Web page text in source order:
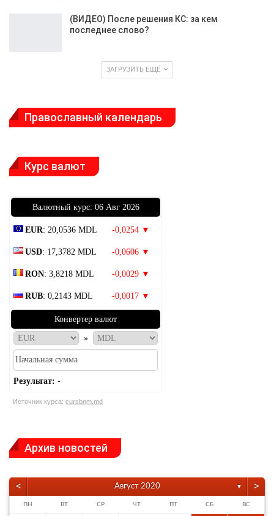
(ВИДЕО) После решения КС: за кем
последнее слово?
ЗАГРУЗИТЬ ЕЩЁ
Православный календарь
Курс валют
Bалютный курс: 06 Авг 2026
EUR: 20,0536 MDL -0,0254 ▼
USD: 17,3782 MDL -0,0606 ▼
RON: 3,8218 MDL -0,0029 ▼
RUB: 0,2143 MDL -0,0017 ▼
Конвертер валют
»
Результат: -
Источник курса: cursbnm.md
Архив новостей
< Август 2020 ▼ >
ПН ВТ СР ЧТ ПТ СБ ВС